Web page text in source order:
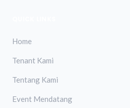
Home
Tenant Kami
Tentang Kami
Event Mendatang